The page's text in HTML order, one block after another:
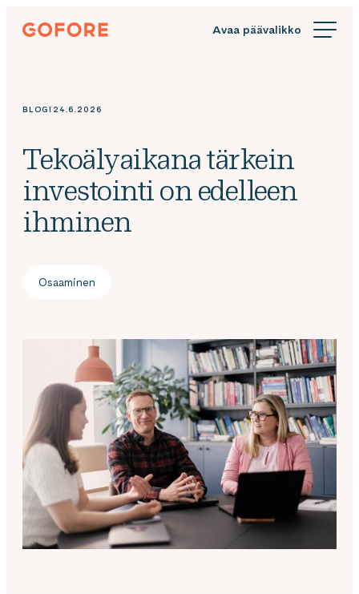
Siirry
suoraan
Gofore
knowledge
BLOGI 24.6.2026
Tekoälyaikana tärkein
investointi on edelleen
ihminen
Osaaminen